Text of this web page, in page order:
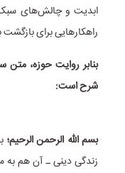
ابدیت و چالش‌های سبک
راهکارهایی برای بازگشت
بنابر روایت حوزه،
شرح است:
بسم الله الرحمن الرحیم؛
زندگی دینی ـ آن هم به